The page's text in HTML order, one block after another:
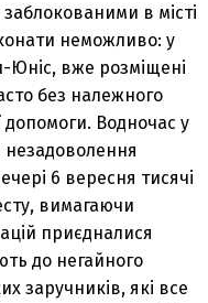
в місті
неможливо: у
Юніс, вже розміщені
без належного
допомоги. Водночас у
незадоволення
6 вересня тисячі
вимагаючи
приєдналися
до негайного
заручників, які все